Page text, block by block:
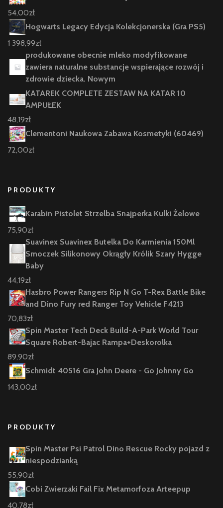
54,00zł
Hogwarts Legacy Edycja Kolekcjonerska (Gra PS5)
1 398,99zł
produkowane obecnie mleko modyfikowane
zawiera naturalne substancje wspierające rozwój i
zdrowie dziecka. Nowym
KATAREK COMPLETE ZESTAW NA KATAR 10
AMPUŁEK
48,19zł
Clementoni Naukowa Zabawa Kosmetyki (60469)
72,00zł
PRODUKTY
Karabin Pistolet Strzelba Snajperka Kulki Żelowe
75,90zł
Suavinex Suavinex Butelka Do Karmienia 150Ml
Smoczek Silikonowy Okrągły Królik Szary Hygge
Baby
44,19zł
Hasbro Power Rangers Rip N Go T-Rex Battle Bike
and Dino Fury red Ranger Toy Vehicle F4213
70,83zł
Spin Master Tech Deck Build-A-Park World Tour
Square Robert-Bajac Rampa+Deskorolka
89,90zł
Schmidt 40516 Gra John Deere - Go Johnny Go
143,00zł
PRODUKTY
Spin Master Psi Patrol Dino Rescue Rocky pojazd z
niespodzianką
55,90zł
Cobi Zwierzaki Fail Fix Metamorfoza Arteepup
40,78zł